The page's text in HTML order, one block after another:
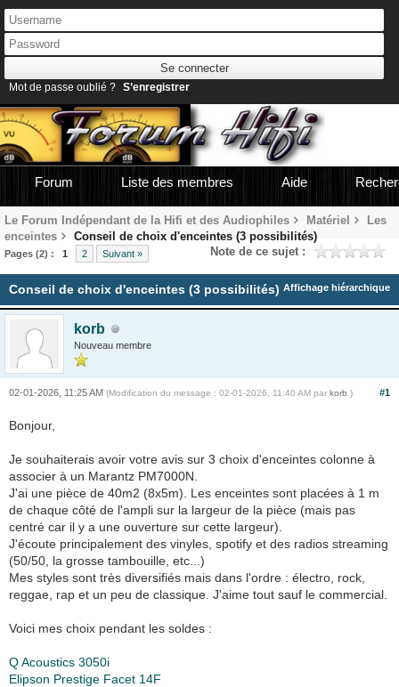
Mot de passe oublié ? S’enregistrer
Forum Liste des membres Aide
Le Forum Indépendant de la Hifi et des Audiophiles Matériel
Les
enceintes
Conseil de choix d'enceintes (3 possibilités)
Pages (2) : 1 2 Suivant » Note de ce sujet :
Affichage hiérarchique
Conseil de choix d'enceintes (3 possibilités)
korb
Nouveau membre
#1
02-01-2026, 11:25 AM (Modification du message : 02-01-2026, 11:40 AM par korb .)
Bonjour,
Je souhaiterais avoir votre avis sur 3 choix d'enceintes colonne à
associer à un Marantz PM7000N.
J'ai une pièce de 40m2 (8x5m). Les enceintes sont placées à 1 m
de chaque côté de l'ampli sur la largeur de la pièce (mais pas
centré car il y a une ouverture sur cette largeur).
J'écoute principalement des vinyles, spotify et des radios streaming
(50/50, la grosse tambouille, etc...)
Mes styles sont très diversifiés mais dans l'ordre : électro, rock,
reggae, rap et un peu de classique. J'aime tout sauf le commercial.
Voici mes choix pendant les soldes :
Q Acoustics 3050i
Elipson Prestige Facet 14F